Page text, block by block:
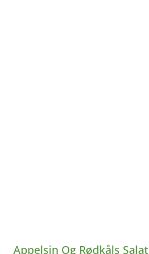
Appelsin Og Rødkåls Salat